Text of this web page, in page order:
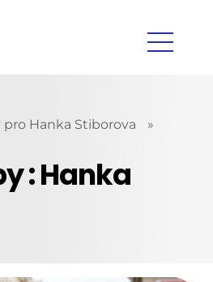
pro Hanka Stiborova
»
: Hanka